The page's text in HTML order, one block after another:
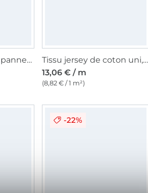
Tissu jersey coton panneau Nuée de papillons Malomi, 150x100cm
Tissu jersey de coton uni, bleu clair
13,06 € / m
(8,82 € / 1 m²)
-22%